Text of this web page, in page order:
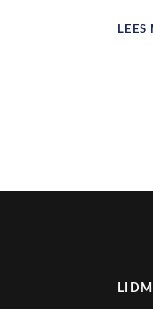
LEES